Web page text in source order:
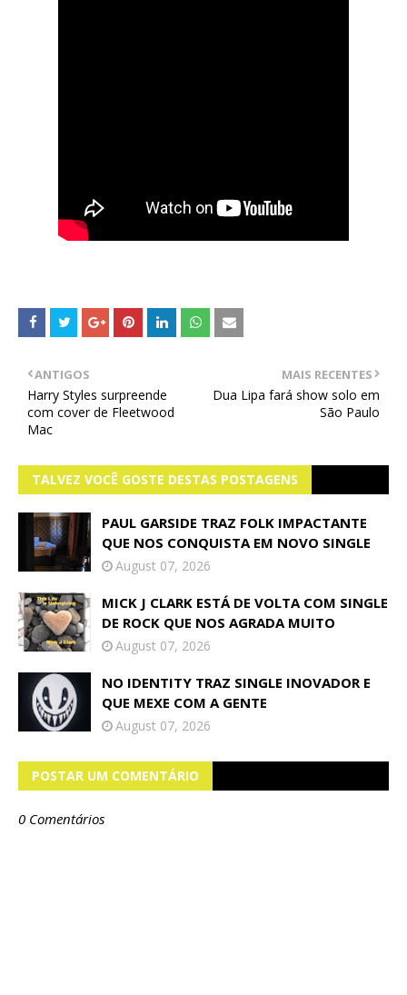
MAIS RECENTES
Dua Lipa fará show solo em
São Paulo
ANTIGOS
Harry Styles surpreende
com cover de Fleetwood
Mac
TALVEZ VOCÊ GOSTE DESTAS POSTAGENS
PAUL GARSIDE TRAZ FOLK IMPACTANTE
QUE NOS CONQUISTA EM NOVO SINGLE
August 07, 2026
MICK J CLARK ESTÁ DE VOLTA COM SINGLE
DE ROCK QUE NOS AGRADA MUITO
August 07, 2026
NO IDENTITY TRAZ SINGLE INOVADOR E
QUE MEXE COM A GENTE
August 07, 2026
POSTAR UM COMENTÁRIO
0 Comentários